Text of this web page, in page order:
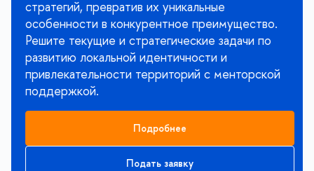
стратегий, превратив их уникальные
особенности в конкурентное преимущество.
Решите текущие и стратегические задачи по
развитию локальной идентичности и
привлекательности территорий с менторской
поддержкой.
Подробнее
Подать заявку